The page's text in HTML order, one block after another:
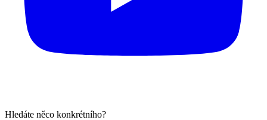
Hledáte něco konkrétního?